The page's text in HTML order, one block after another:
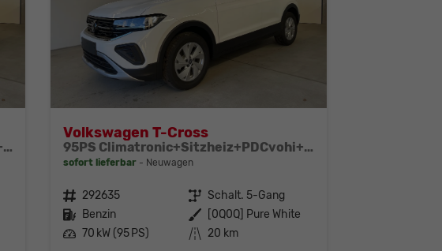
95PS Climatronic+Sitzheiz+PDCvohi+AppConnect+Side+TravelAssist+ACC
Volkswagen T-Cross
95PS Climatronic+Sitzheiz+PDCvohi+AppConnect+Side+TravelAssist+ACC
sofort lieferbar Neuwagen
Fahrzeugnr. 292635 Getriebe Schalt. 5-Gang
Kraftstoff Benzin Außenfarbe
[0Q0Q] Pure White
Leistung 70 kW (95 PS) Kilometerstand 20 km